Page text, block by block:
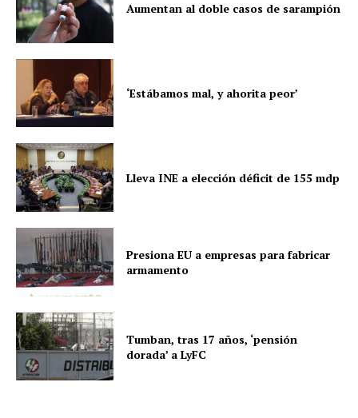
Aumentan al doble casos de sarampión
‘Estábamos mal, y ahorita peor’
Lleva INE a elección déficit de 155 mdp
Presiona EU a empresas para fabricar
armamento
Tumban, tras 17 años, ‘pensión
dorada’ a LyFC